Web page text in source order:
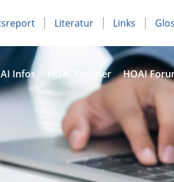
Literatur Links
Infos HOAI Rechner HOAI